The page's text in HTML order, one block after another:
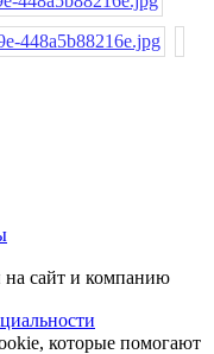
на сайт и компанию
которые помогают